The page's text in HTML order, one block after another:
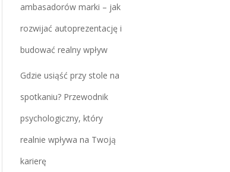
ambasadorów marki – jak
rozwijać autoprezentację i
budować realny wpływ
Gdzie usiąść przy stole na
spotkaniu? Przewodnik
psychologiczny, który
realnie wpływa na Twoją
karierę